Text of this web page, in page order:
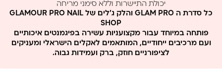
יכולת התיישרות וללא סימני מריחה
כל סדרת ה GLAM PRO והלק ג'לים של GLAMOUR PRO NAIL
SHOP
פותחה במיוחד עבור מקצועניות עשירה בפיגמנטים איכותיים
ועם מרכיבים ייחודיים, המותאמים לאקלים הישראלי ומעניקים
לציפורניים חוזק, ברק ועמידות גבוה.